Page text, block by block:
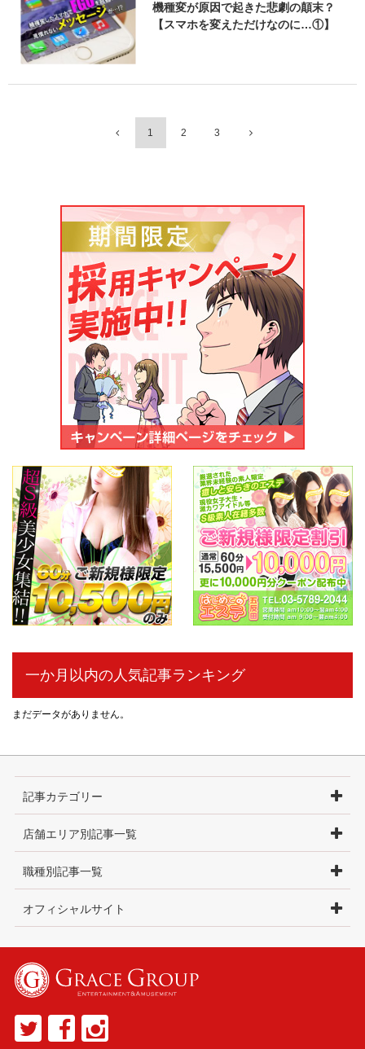
機種変が原因で起きた悲劇の顛末？
【スマホを変えただけなのに…①】
1 2 3
一か月以内の人気記事ランキング
まだデータがありません。
記事カテゴリー
店舗エリア別記事一覧
職種別記事一覧
オフィシャルサイト